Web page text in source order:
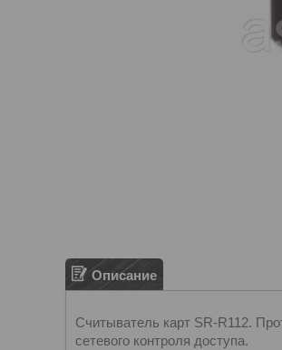
Описание
Считыватель карт SR-R112.
сетевого контроля доступа.